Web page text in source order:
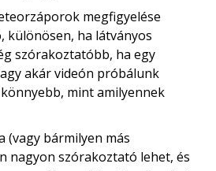
megfigyelése
különösen, ha látványos
szórakoztatóbb, ha egy
akár videón próbálunk
mint amilyennek
(vagy bármilyen más
nagyon szórakoztató lehet, és